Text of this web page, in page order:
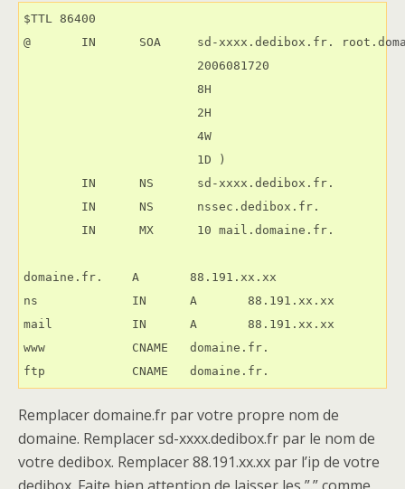
$TTL 86400
@       IN      SOA     sd-xxxx.dedibox.fr.
                        2006081720
                        8H
                        2H
                        4W
                        1D )
        IN      NS      sd-xxxx.dedibox.fr.
        IN      NS      nssec.dedibox.fr.
        IN      MX      10 mail.domaine.fr.
domaine.fr.    A       88.191.xx.xx
ns             IN      A       88.191.xx.xx
mail           IN      A       88.191.xx.xx
www            CNAME   domaine.fr.
ftp            CNAME   domaine.fr.
Remplacer domaine.fr par votre propre nom de
domaine. Remplacer sd-xxxx.dedibox.fr par le nom de
votre dedibox. Remplacer 88.191.xx.xx par l’ip de votre